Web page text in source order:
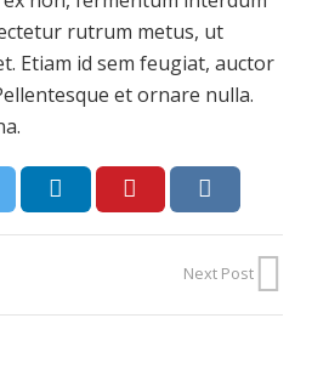
rutrum metus, ut
Etiam id sem feugiat, auctor
et ornare nulla.
Next Post